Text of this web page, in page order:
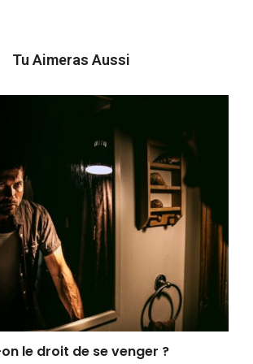
Tu Aimeras Aussi
le droit de se venger ?